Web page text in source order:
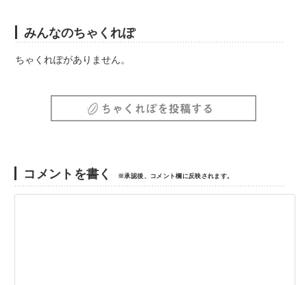
みんなのちゃくれぽ
ちゃくれぽがありません。
コメントを書く ※承認後、コメント欄に反映されます。